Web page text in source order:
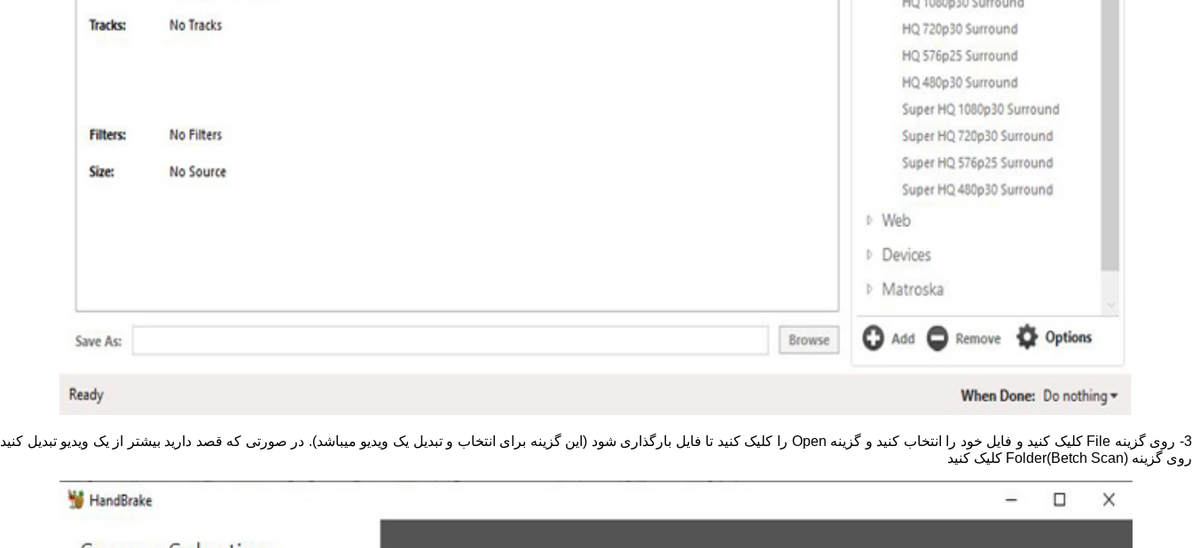
3- روی گزینه File کلیک کنید و فایل خود را انتخاب کنید و گزینه Open را کلیک کنید تا فایل بارگذاری شود (این گزینه برای انتخاب و تبدیل یک ویدیو میباشد). در صورتی که قصد دارید بیشتر از یک ویدیو تبدیل کنید
روی گزینه Folder(Betch Scan) کلیک کنید